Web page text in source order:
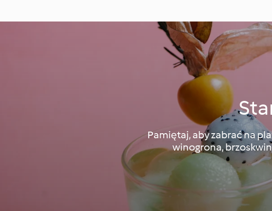
Pamiętaj, aby zabrać na
winogrona,